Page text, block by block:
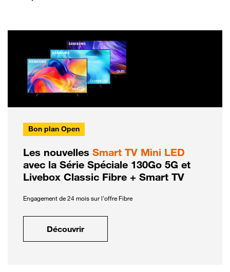
Bon plan Open
Les nouvelles Smart TV Mini LED
avec la Série Spéciale 130Go 5G et
Livebox Classic Fibre + Smart TV
Engagement de 24 mois sur l'offre Fibre
Découvrir